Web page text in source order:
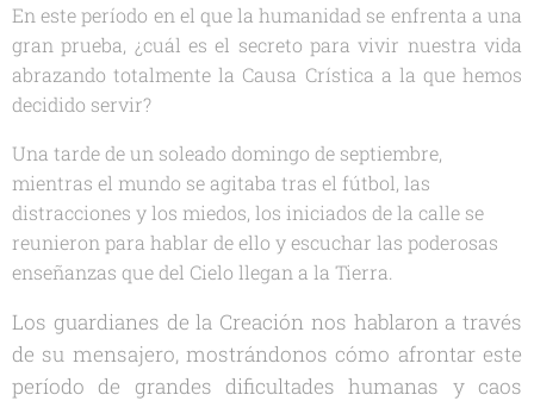
En este período en el que la humanidad se enfrenta a una
gran prueba, ¿cuál es el secreto para vivir nuestra vida
abrazando totalmente la Causa Crística a la que hemos
decidido servir?
Una tarde de un soleado domingo de septiembre,
mientras el mundo se agitaba tras el fútbol, las
distracciones y los miedos, los iniciados de la calle se
reunieron para hablar de ello y escuchar las poderosas
enseñanzas que del Cielo llegan a la Tierra.
Los guardianes de la Creación nos hablaron a través
de su mensajero, mostrándonos cómo afrontar este
período de grandes dificultades humanas y caos